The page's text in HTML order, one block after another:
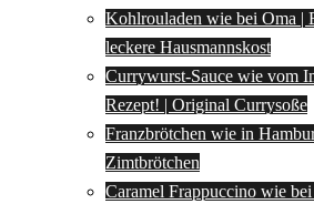
Kohlrouladen wie bei Oma |
leckere Hausmannskost
Currywurst-Sauce wie vom
Rezept! | Original Currysoße
Franzbrötchen wie in
Zimtbrötchen
Caramel Frappuccino wie